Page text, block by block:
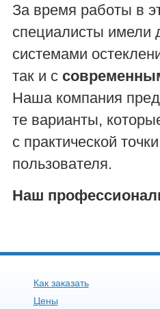
За время работы в
специалисты имели
системами
так и с
Наша компания
те варианты,
с практической
пользователя.
Наш
Как заказать
Цены